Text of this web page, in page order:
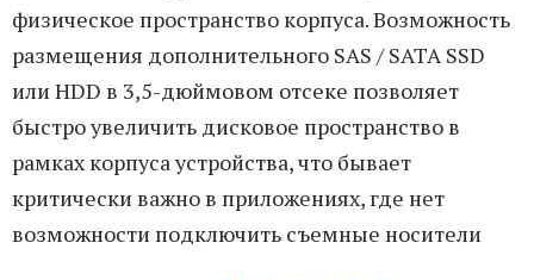
физическое пространство корпуса. Возможность
размещения дополнительного SAS / SATA SSD
или HDD в 3,5-дюймовом отсеке позволяет
быстро увеличить дисковое пространство в
рамках корпуса устройства, что бывает
критически важно в приложениях, где нет
возможности подключить съемные носители